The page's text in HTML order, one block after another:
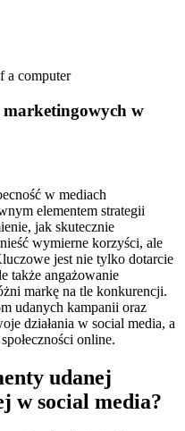
w
w mediach
elementem strategii
jak skutecznie
wymierne korzyści, ale
jest nie tylko dotarcie
także angażowanie
markę na tle konkurencji.
udanych kampanii oraz
działania w social media, a
online.
udanej
w social media?